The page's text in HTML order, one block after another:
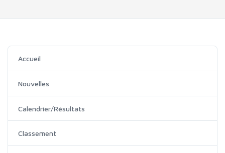
Accueil
Nouvelles
Calendrier/Résultats
Classement